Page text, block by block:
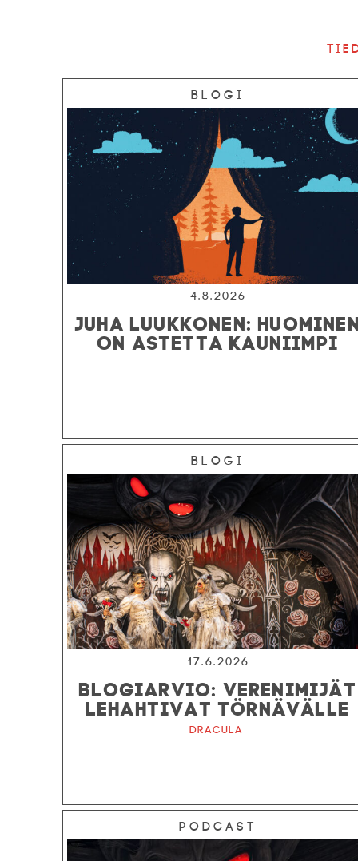
Blogi
4.8.2026
JUHA LUUKKONEN:
ON ASTETTA KAUNIIMPI
Blogi
17.6.2026
BLOGIARVIO: VERENIMIJÄT
LEHAHTIVAT TÖRNÄVÄLLE
Dracula
Podcast